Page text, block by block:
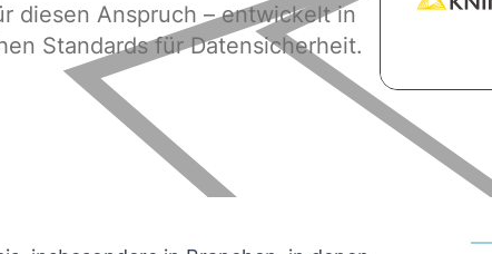
diesen Anspruch – entwickelt in
Standards für Datensicherheit.